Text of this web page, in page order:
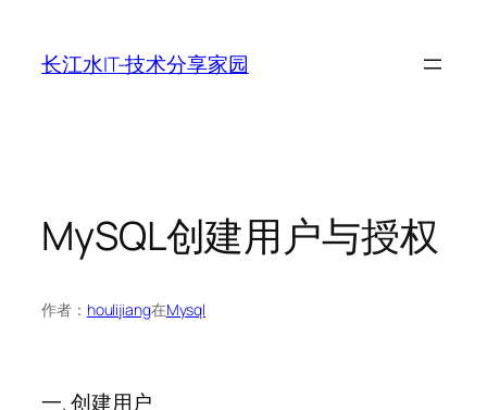
长江水IT-技术分享家园
MySQL创建用户与授权
作者： houlijiang在Mysql
一. 创建用户